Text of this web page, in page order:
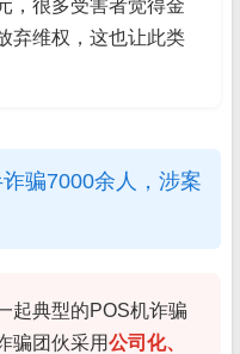
，很多受害者觉得金
弃维权，这也让此类
骗7000余人，涉案
起典型的POS机诈骗
骗团伙采用公司化、